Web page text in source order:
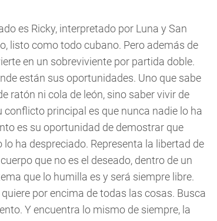
es Ricky, interpretado por Luna y San
listo como todo cubano. Pero además de
en un sobreviviente por partida doble.
están sus oportunidades. Uno que sabe
ratón ni cola de león, sino saber vivir de
conflicto principal es que nunca nadie lo ha
es su oportunidad de demostrar que
ha despreciado. Representa la libertad de
que no es el deseado, dentro de un
que lo humilla es y será siempre libre.
por encima de todas las cosas. Busca
Y encuentra lo mismo de siempre, la